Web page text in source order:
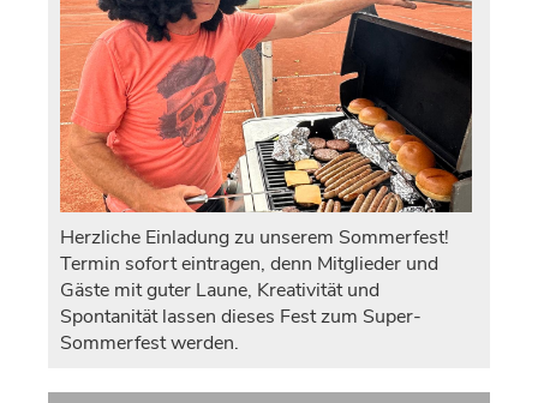
Herzliche Einladung zu unserem Sommerfest!
Termin sofort eintragen, denn Mitglieder und
Gäste mit guter Laune, Kreativität und
Spontanität lassen dieses Fest zum Super-
Sommerfest werden.